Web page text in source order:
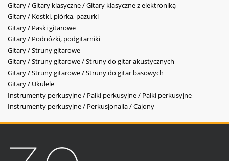
Gitary / Gitary klasyczne / Gitary klasyczne z elektroniką
Gitary / Kostki, piórka, pazurki
Gitary / Paski gitarowe
Gitary / Podnóżki, podgitarniki
Gitary / Struny gitarowe
Gitary / Struny gitarowe / Struny do gitar akustycznych
Gitary / Struny gitarowe / Struny do gitar basowych
Gitary / Ukulele
Instrumenty perkusyjne / Pałki perkusyjne / Pałki perkusyjne
Instrumenty perkusyjne / Perkusjonalia / Cajony